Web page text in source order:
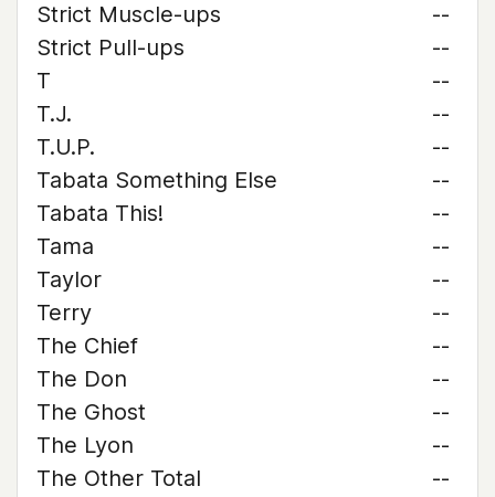
Strict Muscle-ups
--
Strict Pull-ups
--
T
--
T.J.
--
T.U.P.
--
Tabata Something Else
--
Tabata This!
--
Tama
--
Taylor
--
Terry
--
The Chief
--
The Don
--
The Ghost
--
The Lyon
--
The Other Total
--